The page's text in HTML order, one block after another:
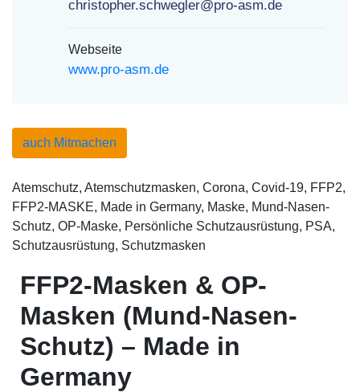
christopher.schwegler@pro-asm.de
Webseite
www.pro-asm.de
auch Mitmachen
Atemschutz, Atemschutzmasken, Corona, Covid-19, FFP2,
FFP2-MASKE, Made in Germany, Maske, Mund-Nasen-
Schutz, OP-Maske, Persönliche Schutzausrüstung, PSA,
Schutzausrüstung, Schutzmasken
FFP2-Masken & OP-
Masken (Mund-Nasen-
Schutz) – Made in
Germany